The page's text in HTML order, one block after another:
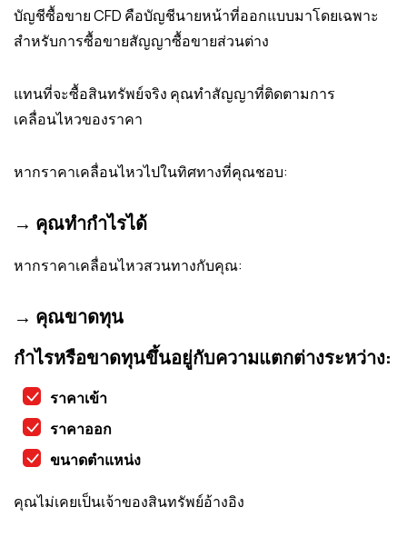
บัญชีซื้อขาย CFD คือบัญชีนายหน้าที่ออกแบบมาโดยเฉพาะ
สำหรับการซื้อขายสัญญาซื้อขายส่วนต่าง
แทนที่จะซื้อสินทรัพย์จริง คุณทำสัญญาที่ติดตามการ
เคลื่อนไหวของราคา
หากราคาเคลื่อนไหวไปในทิศทางที่คุณชอบ:
→ คุณทำกำไรได้
หากราคาเคลื่อนไหวสวนทางกับคุณ:
→ คุณขาดทุน
กำไรหรือขาดทุนขึ้นอยู่กับความแตกต่างระหว่าง:
ราคาเข้า
ราคาออก
ขนาดตำแหน่ง
คุณไม่เคยเป็นเจ้าของสินทรัพย์อ้างอิง